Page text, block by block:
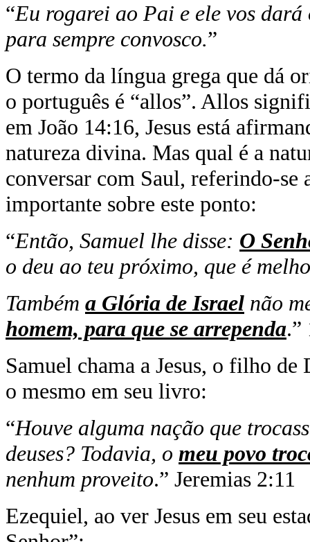
“Eu rogarei ao Pai e ele vos
para sempre convosco.”
O termo da língua grega que dá
o português é “allos”. Allos
em João 14:16, Jesus está
natureza divina. Mas qual é a
conversar com Saul, referindo-
importante sobre este ponto:
“Então, Samuel lhe disse: O
o deu ao teu próximo, que é
Também a Glória de Israel não
homem, para que se arrependa.”
Samuel chama a Jesus, o filho
o mesmo em seu livro:
“Houve alguma nação que
deuses? Todavia, o meu povo
nenhum proveito.” Jeremias 2:11
Ezequiel, ao ver Jesus em seu